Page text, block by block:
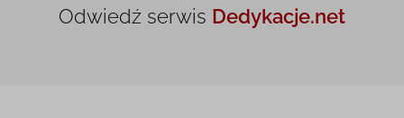
Odwiedź serwis Dedykacje.net